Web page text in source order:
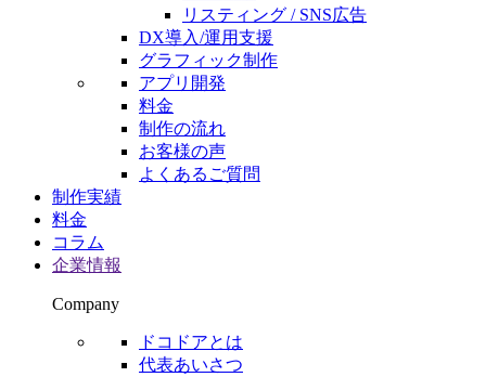
リスティング / SNS広告
DX導入/運用支援
グラフィック制作
アプリ開発
料金
制作の流れ
お客様の声
よくあるご質問
制作実績
料金
コラム
企業情報
Company
ドコドアとは
代表あいさつ